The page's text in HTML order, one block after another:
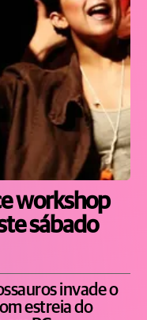
workshop
sábado
invade o
estreia do